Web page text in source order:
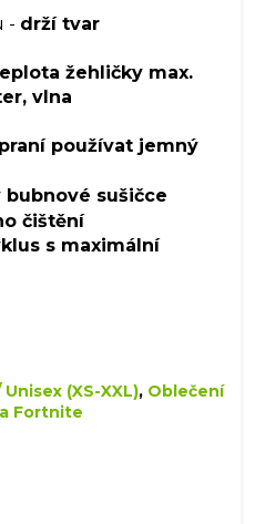
- drží tvar
(XS-XXL), Oblečení
Fortnite